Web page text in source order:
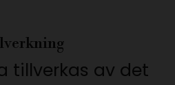
tillverkas av det